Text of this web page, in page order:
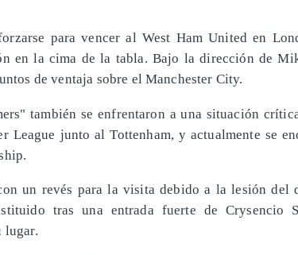
para vencer al West Ham United en
en la cima de la tabla. Bajo la dirección de
de ventaja sobre el Manchester City.
también se enfrentaron a una situación
League junto al Tottenham, y actualmente se
un revés para la visita debido a la lesión del
tras una entrada fuerte de Crysencio
lugar.